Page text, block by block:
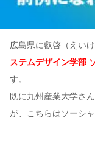
広島県に叡啓（えい
ステムデザイン学部
す。
既に九州産業大学さ
が、こちらはソーシ